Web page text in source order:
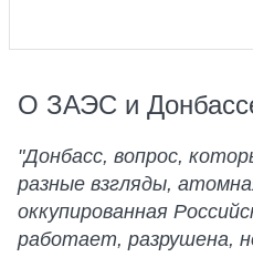
О ЗАЭС и
"Донбасс, вопрос,
разные взгляды,
оккупированная
работает, разрушена,